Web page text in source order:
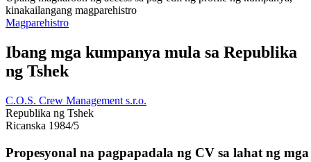
kinakailangang magparehistro
Magparehistro
Ibang mga kumpanya mula sa Republika
ng Tshek
C.O.S. Crew Management s.r.o.
Republika ng Tshek
Ricanska 1984/5
Propesyonal na pagpapadala ng CV sa lahat ng mga